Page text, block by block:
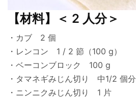
【材料】＜ 2 人分＞
・カブ 2 個
・レンコン 1 / 2 節（100 g）
・ベーコンブロック 100 g
・タマネギみじん切り 中1/2 個分
・ニンニクみじん切り 1 片